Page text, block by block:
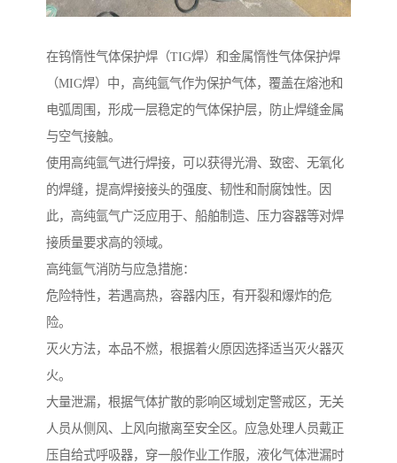
在钨惰性气体保护焊（TIG焊）和金属惰性气体保护焊
（MIG焊）中，高纯氩气作为保护气体，覆盖在熔池和
电弧周围，形成一层稳定的气体保护层，防止焊缝金属
与空气接触。
使用高纯氩气进行焊接，可以获得光滑、致密、无氧化
的焊缝，提高焊接接头的强度、韧性和耐腐蚀性。因
此，高纯氩气广泛应用于、船舶制造、压力容器等对焊
接质量要求高的领域。
高纯氩气消防与应急措施：
危险特性，若遇高热，容器内压，有开裂和爆炸的危
险。
灭火方法，本品不燃，根据着火原因选择适当灭火器灭
火。
大量泄漏，根据气体扩散的影响区域划定警戒区，无关
人员从侧风、上风向撤离至安全区。应急处理人员戴正
压自给式呼吸器，穿一般作业工作服，液化气体泄漏时